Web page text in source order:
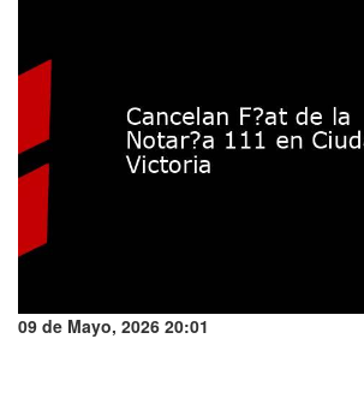
09 de Mayo, 2026 20:01